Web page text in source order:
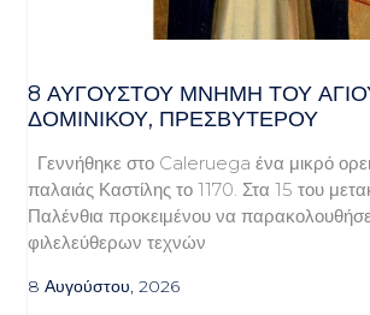
8 ΑΥΓΟΥΣΤΟΥ ΜΝΗΜΗ ΤΟΥ
ΔΟΜΙΝΙΚΟΥ, ΠΡΕΣΒΥΤΕΡΟΥ
Γεννήθηκε στο Caleruega ένα μικρό
παλαιάς Καστίλης το 1170. Στα 15 του
Παλένθια προκειμένου να
φιλελεύθερων τεχνών
8 Αυγούστου, 2026